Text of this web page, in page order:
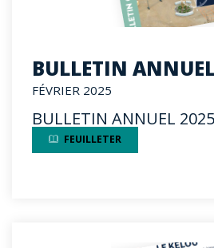
BULLETIN
FÉVRIER 2025
BULLETIN ANNUEL 2025
FEUILLETER